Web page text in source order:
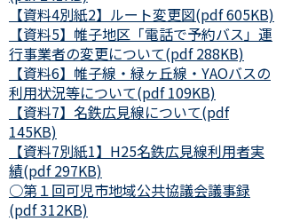
【資料4別紙2】ルート変更図(pdf 605KB)
【資料5】帷子地区「電話で予約バス」運
行事業者の変更について(pdf 288KB)
【資料6】帷子線・緑ヶ丘線・YAOバスの
利用状況等について(pdf 109KB)
【資料7】名鉄広見線について(pdf
145KB)
【資料7別紙1】H25名鉄広見線利用者実
績(pdf 297KB)
○第１回可児市地域公共協議会議事録
(pdf 312KB)